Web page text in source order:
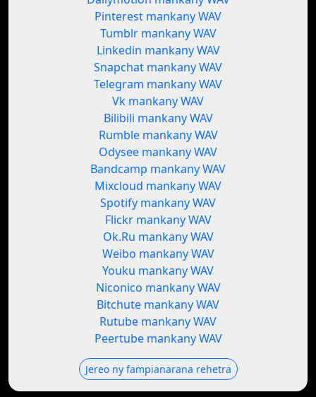
Pinterest mankany WAV
Tumblr mankany WAV
Linkedin mankany WAV
Snapchat mankany WAV
Telegram mankany WAV
Vk mankany WAV
Bilibili mankany WAV
Rumble mankany WAV
Odysee mankany WAV
Bandcamp mankany WAV
Mixcloud mankany WAV
Spotify mankany WAV
Flickr mankany WAV
Ok.Ru mankany WAV
Weibo mankany WAV
Youku mankany WAV
Niconico mankany WAV
Bitchute mankany WAV
Rutube mankany WAV
Peertube mankany WAV
Jereo ny fampianarana rehetra